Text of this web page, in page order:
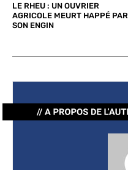
LE RHEU : UN OUVRIER
AGRICOLE MEURT HAPPÉ PAR
SON ENGIN